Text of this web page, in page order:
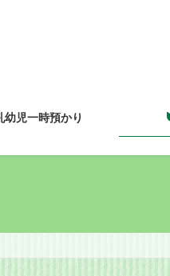
幼児一時預かり